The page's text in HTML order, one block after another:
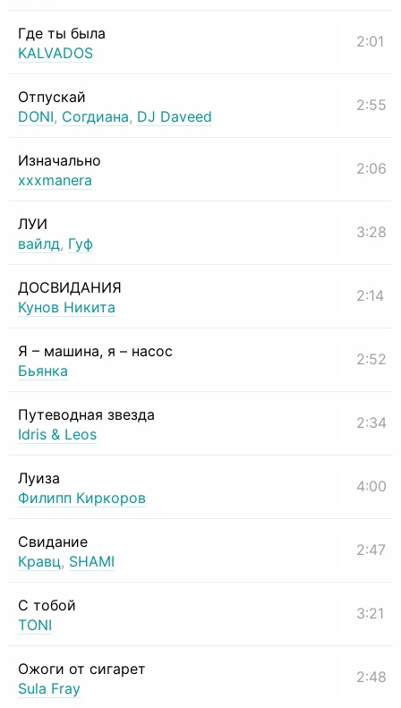
Где ты была
KALVADOS
2:01
Отпускай
DONI, Согдиана, DJ Daveed
2:55
Изначально
xxxmanera
2:06
ЛУИ
вайлд, Гуф
3:28
ДОСВИДАНИЯ
Кунов Никита
2:14
Я – машина, я – насос
Бьянка
2:52
Путеводная звезда
Idris & Leos
2:34
Луиза
Филипп Киркоров
4:00
Свидание
Кравц, SHAMI
2:47
С тобой
TONI
3:21
Ожоги от сигарет
Sula Fray
2:48